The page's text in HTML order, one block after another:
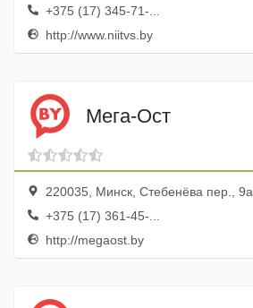
+375 (17) 345-71-...
http://www.niitvs.by
Мега-Ост
220035, Минск, Стебенёва пер., 9а
+375 (17) 361-45-...
http://megaost.by